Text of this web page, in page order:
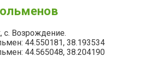
с. Возрождение.
44.550181, 38.193534
44.565048, 38.204190